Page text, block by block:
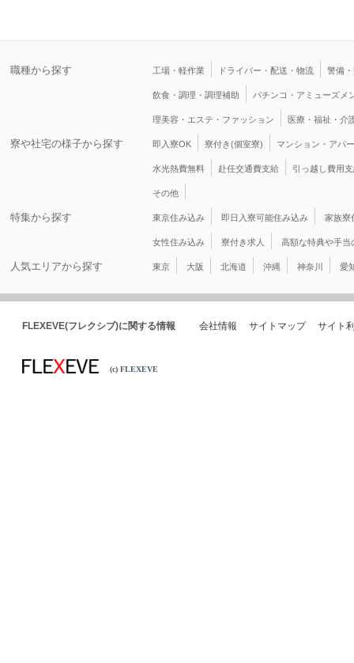
職種から探す 工場・軽作業 ドライバー・配送・物流 警備
飲食・調理・調理補助 パチンコ・アミューズメ
理美容・エステ・ファッション 医療・福祉・介
寮や社宅の様子から探す 即入寮OK 寮付き(個室寮) マンション・アパ
水光熱費無料 赴任交通費支給 引っ越し費用
その他
特集から探す 東京住み込み 即日入寮可能住み込み 家族寮
女性住み込み 寮付き求人 高額な特典や手当
人気エリアから探す 東京 大阪 北海道 沖縄 神奈川 愛
FLEXEVE(フレクシブ)に関する情報 会社情報 サイトマップ サイト
(c) FLEXEVE